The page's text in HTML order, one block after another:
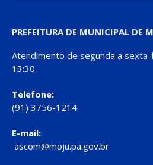
PREFEITURA DE MUNICIPAL DE
Atendimento de segunda a
13:30
Telefone:
(91) 3756-1214
E-mail:
ascom@moju.pa.gov.br